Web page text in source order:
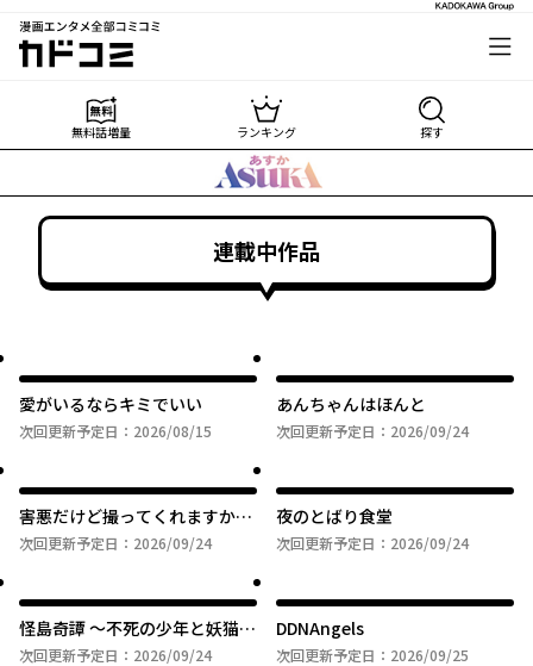
漫画エンタメ全部コミコミ
カドコミ
無料話増量 ランキング 探す
連載中作品
愛がいるならキミでいい
次回更新予定日： 2026/08/15
あんちゃんはほんと
次回更新予定日： 2026/09/24
害悪だけど撮ってくれますか？
～バズ中毒コスプレイヤーの場
次回更新予定日： 2026/09/24
夜のとばり食堂
次回更新予定日： 2026/09/24
怪島奇譚 ～不死の少年と妖猫の
旅～
次回更新予定日： 2026/09/24
DDNAngels
次回更新予定日： 2026/09/25